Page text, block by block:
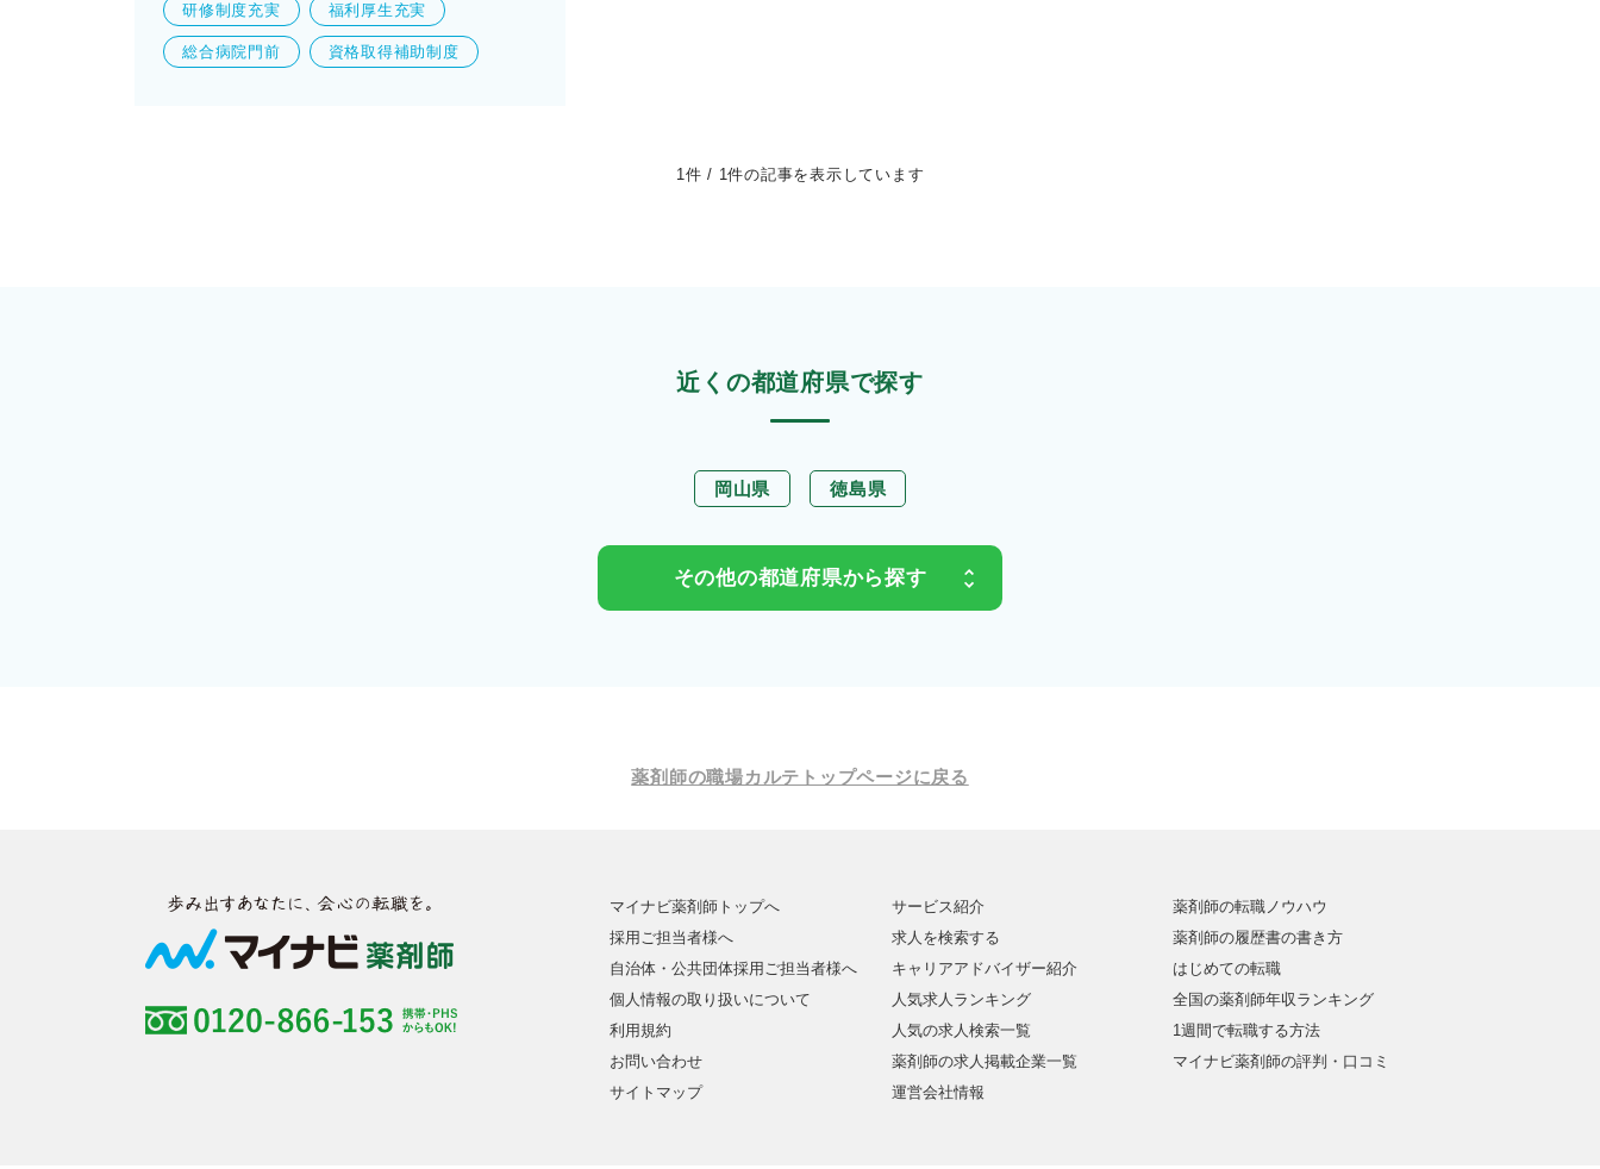
研修制度充実 福利厚生充実
総合病院門前 資格取得補助制度
1件 / 1件の記事を表示しています
近くの都道府県で探す
岡山県 徳島県
その他の都道府県から探す
薬剤師の職場カルテトップページに戻る
マイナビ薬剤師トップへ
採用ご担当者様へ
自治体・公共団体採用ご担当者様へ
個人情報の取り扱いについて
利用規約
お問い合わせ
サイトマップ
サービス紹介
求人を検索する
キャリアアドバイザー紹介
人気求人ランキング
人気の求人検索一覧
薬剤師の求人掲載企業一覧
運営会社情報
薬剤師の転職ノウハウ
薬剤師の履歴書の書き方
はじめての転職
全国の薬剤師年収ランキング
1週間で転職する方法
マイナビ薬剤師の評判・口コミ